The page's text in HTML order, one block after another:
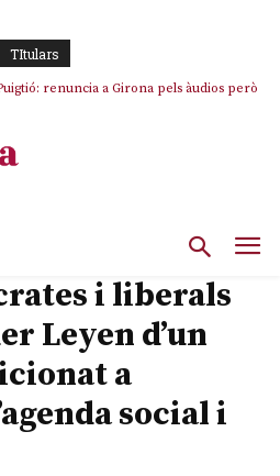
TItulars
renuncia a Girona pels àudios però
quedi “fora” del repartiment dels menors
i liberals
Leyen d’un
a
social i